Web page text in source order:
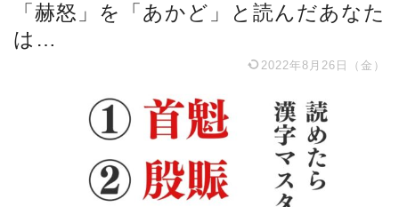
「赫怒」を「あかど」と読んだあなた
は…
2022年8月26日（金）